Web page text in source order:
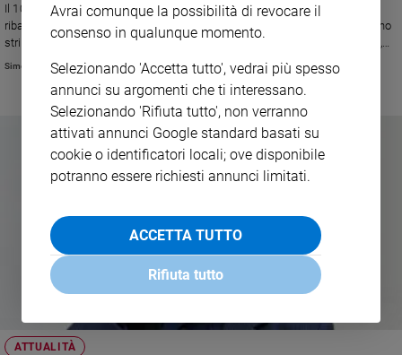
Il 10 maggio è vicino. Il Papa sta per incontrare il mondo della scuola per
ribadire la vicinanza della Chiesa alle agenzie educative. Le attese si fanno
stringenti, soprattutto da parte dei genitori. Alcuni di essi (derenti al Faes,
all'Agesc e all'Age) ci raccontano umori e aspettative che accompagnano
questo momento di grande rilevanza.
Simone Bruno
ATTUALITÀ
Avrai comunque la possibilità di revocare il
consenso in qualunque momento.
Selezionando 'Accetta tutto', vedrai più spesso
annunci su argomenti che ti interessano.
Selezionando 'Rifiuta tutto', non verranno
attivati annunci Google standard basati su
cookie o identificatori locali; ove disponibile
potranno essere richiesti annunci limitati.
ACCETTA TUTTO
Rifiuta tutto